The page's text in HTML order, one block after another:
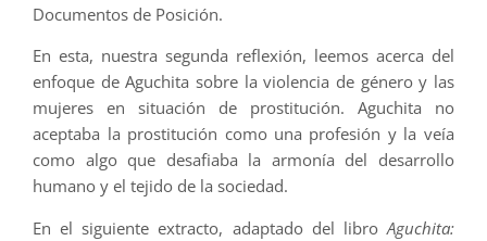
Documentos de Posición.
En esta, nuestra segunda reflexión, leemos acerca del
enfoque de Aguchita sobre la violencia de género y las
mujeres en situación de prostitución. Aguchita no
aceptaba la prostitución como una profesión y la veía
como algo que desafiaba la armonía del desarrollo
humano y el tejido de la sociedad.
En el siguiente extracto, adaptado del libro Aguchita: